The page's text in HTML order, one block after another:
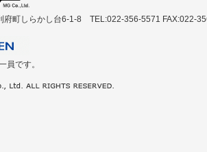
府町しらかし台6-1-8 TEL:022-356-5571 FAX:022-
員です。